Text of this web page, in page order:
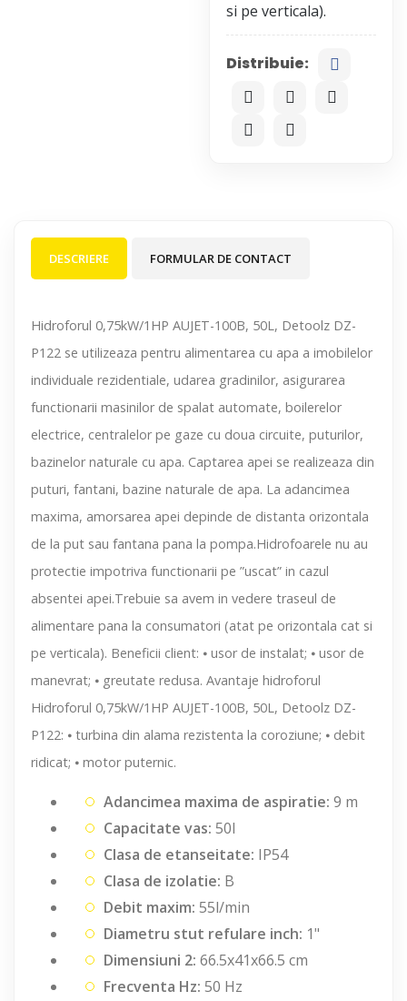
Distribuie:
DESCRIERE FORMULAR DE CONTACT
Hidroforul 0,75kW/1HP AUJET-100B, 50L, Detoolz DZ-
P122 se utilizeaza pentru alimentarea cu apa a imobilelor
individuale rezidentiale, udarea gradinilor, asigurarea
functionarii masinilor de spalat automate, boilerelor
electrice, centralelor pe gaze cu doua circuite, puturilor,
bazinelor naturale cu apa. Captarea apei se realizeaza din
puturi, fantani, bazine naturale de apa. La adancimea
maxima, amorsarea apei depinde de distanta orizontala
de la put sau fantana pana la pompa.Hidrofoarele nu au
protectie impotriva functionarii pe ”uscat” in cazul
absentei apei.Trebuie sa avem in vedere traseul de
alimentare pana la consumatori (atat pe orizontala cat si
pe verticala). Beneficii client: ⦁ usor de instalat; ⦁ usor de
manevrat; ⦁ greutate redusa. Avantaje hidroforul
Hidroforul 0,75kW/1HP AUJET-100B, 50L, Detoolz DZ-
P122: ⦁ turbina din alama rezistenta la coroziune; ⦁ debit
ridicat; ⦁ motor puternic.
Adancimea maxima de aspiratie: 9 m
Capacitate vas: 50l
Clasa de etanseitate: IP54
Clasa de izolatie: B
Debit maxim: 55l/min
Diametru stut refulare inch: 1"
Dimensiuni 2: 66.5x41x66.5 cm
Frecventa Hz: 50 Hz